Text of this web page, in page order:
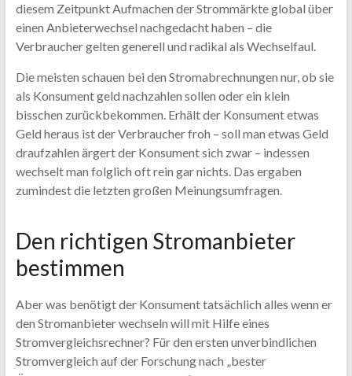
diesem Zeitpunkt Aufmachen der Strommärkte global über
einen Anbieterwechsel nachgedacht haben – die
Verbraucher gelten generell und radikal als Wechselfaul.
Die meisten schauen bei den Stromabrechnungen nur, ob sie
als Konsument geld nachzahlen sollen oder ein klein
bisschen zurückbekommen. Erhält der Konsument etwas
Geld heraus ist der Verbraucher froh – soll man etwas Geld
draufzahlen ärgert der Konsument sich zwar – indessen
wechselt man folglich oft rein gar nichts. Das ergaben
zumindest die letzten großen Meinungsumfragen.
Den richtigen Stromanbieter
bestimmen
Aber was benötigt der Konsument tatsächlich alles wenn er
den Stromanbieter wechseln will mit Hilfe eines
Stromvergleichsrechner? Für den ersten unverbindlichen
Stromvergleich auf der Forschung nach „bester